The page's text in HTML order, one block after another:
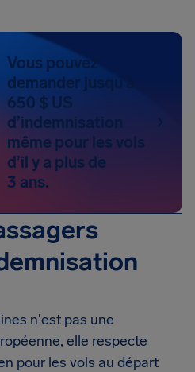
Vous pouvez
demander jusqu’à
650 $ US
d’indemnisation
même pour les vols
d’il y a plus de
3 ans.
n'est pas une
elle respecte
pour les vols au départ